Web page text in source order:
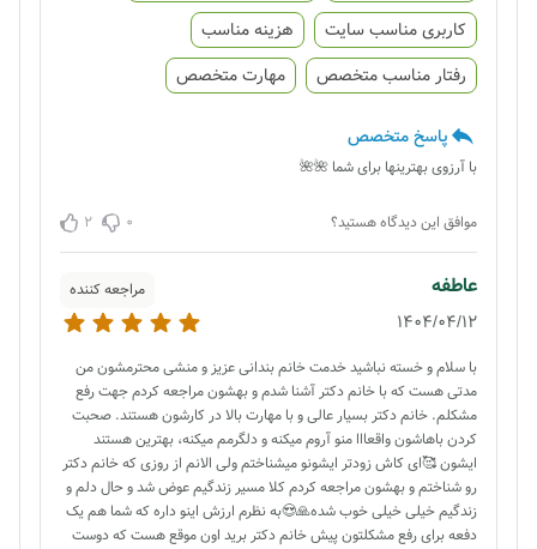
کاربری مناسب سایت
هزینه مناسب
رفتار مناسب متخصص
مهارت متخصص
پاسخ متخصص
با آرزوی بهترینها برای شما 🌺🌺
موافق این دیدگاه هستید؟ 0
2
عاطفه مراجعه کننده
1404/04/12
با سلام و خسته نباشید خدمت خانم بندانی عزیز و منشی محترمشون من
مدتی هست که با خانم دکتر آشنا شدم و بهشون مراجعه کردم جهت رفع
مشکلم. خانم دکتر بسیار عالی و با مهارت بالا در کارشون هستند. صحبت
کردن باهاشون واقعااا منو آروم میکنه و دلگرمم میکنه، بهترین هستند
ایشون 🥰ای کاش زودتر ایشونو میشناختم ولی الانم از روزی که خانم دکتر
رو شناختم و بهشون مراجعه کردم کلا مسیر زندگیم عوض شد و حال دلم و
زندگیم خیلی خیلی خوب شده🙏😍به نظرم ارزش اینو داره که شما هم یک
دفعه برای رفع مشکلتون پیش خانم دکتر برید اون موقع هست که دوست